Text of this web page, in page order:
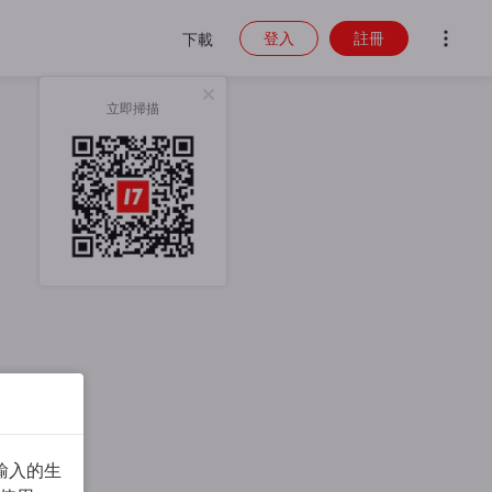
下載
立即掃描
登入 註冊
入的生